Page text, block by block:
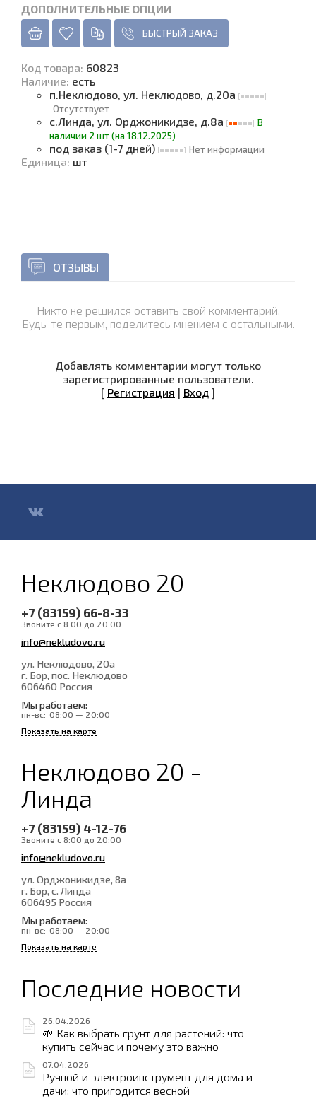
ДОПОЛНИТЕЛЬНЫЕ ОПЦИИ
БЫСТРЫЙ ЗАКАЗ
Код товара: 60823
Наличие: есть
п.Неклюдово, ул. Неклюдово, д.20а
Отсутствует
с.Линда, ул. Орджоникидзе, д.8а
В
наличии 2 шт (на 18.12.2025)
под заказ (1-7 дней) Нет информации
Единица: шт
ОТЗЫВЫ
Никто не решился оставить свой комментарий.
Будь-те первым, поделитесь мнением с остальными.
Добавлять комментарии могут только
зарегистрированные пользователи.
[ Регистрация | Вход ]
Неклюдово 20
+7 (83159) 66-8-33
Звоните с 8:00 до 20:00
info@nekludovo.ru
ул. Неклюдово, 20а
г. Бор, пос. Неклюдово
606460 Россия
Мы работаем:
пн-вс: 08:00 — 20:00
Показать на карте
Неклюдово 20 -
Линда
+7 (83159) 4-12-76
Звоните с 8:00 до 20:00
info@nekludovo.ru
ул. Орджоникидзе, 8а
г. Бор, с. Линда
606495 Россия
Мы работаем:
пн-вс: 08:00 — 20:00
Показать на карте
Последние новости
26.04.2026
🌱 Как выбрать грунт для растений: что
купить сейчас и почему это важно
07.04.2026
Ручной и электроинструмент для дома и
дачи: что пригодится весной